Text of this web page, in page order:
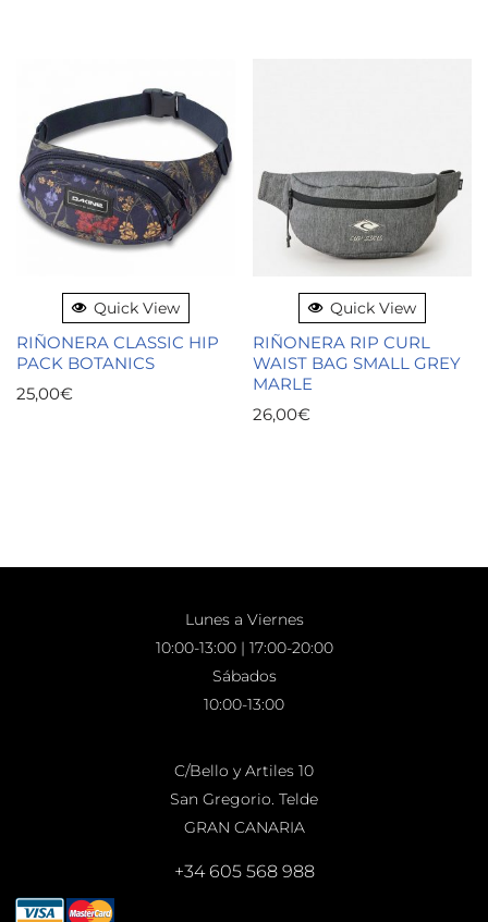
Quick View
RIÑONERA CLASSIC HIP
PACK BOTANICS
25,00€
Quick View
RIÑONERA RIP CURL
WAIST BAG SMALL GREY
MARLE
26,00€
Lunes a Viernes
10:00-13:00 | 17:00-20:00
Sábados
10:00-13:00
C/Bello y Artiles 10
San Gregorio. Telde
GRAN CANARIA
+34 605 568 988